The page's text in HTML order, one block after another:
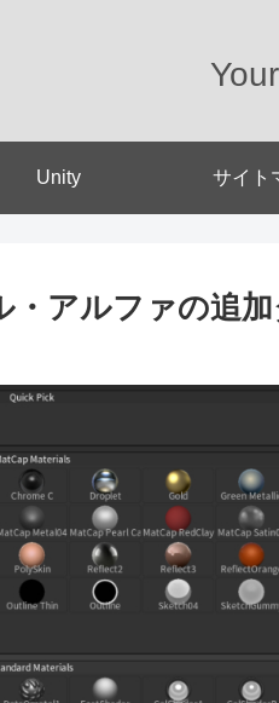
Unity サイト
アルファの追